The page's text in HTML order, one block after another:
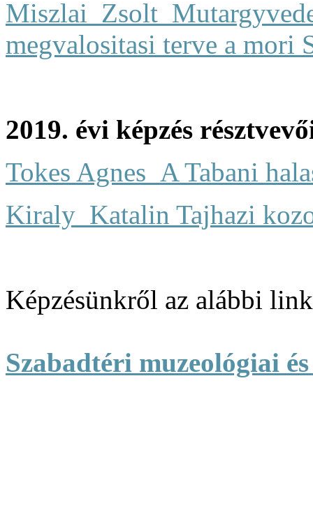
megvalositasi terve a mori
2019. évi képzés
Tokes Agnes_A Tabani
Kiraly_Katalin Tajhazi
Képzésünkről az alábbi
Szabadtéri muzeológiai